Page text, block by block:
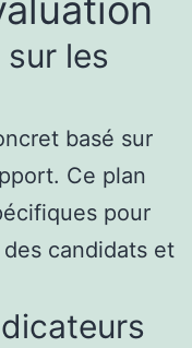
sur les
basé sur
Ce plan
pour
candidats et